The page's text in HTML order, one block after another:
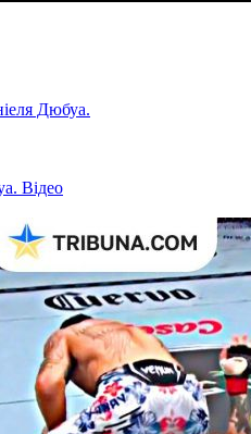
Відео